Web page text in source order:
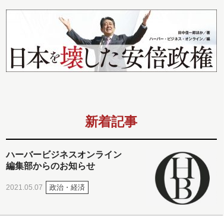
新着記事
ハーバービジネスオンライン
編集部からのお知らせ
2021.05.07 政治・経済